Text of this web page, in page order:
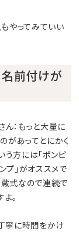
やってみていい
名前付けが
ん：もっと大量に
があってとにかく
う方には「ポンピ
プ」がオススメで
蔵式なので連続で
。
寧に時間をかけ